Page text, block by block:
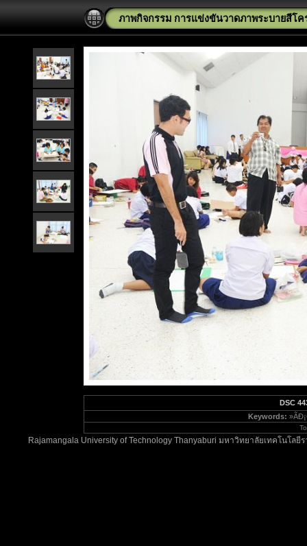
ภาพกิจกรรม การแข่งขันวาดภาพระบายสีโ
DSC
Keywords:
Rajamangala University of Technology Thanyaburi มหาวิทยาลัยเทคโนโ